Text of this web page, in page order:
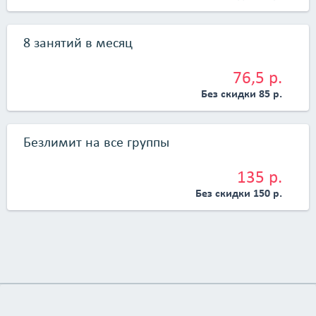
8 занятий в месяц
76,5 р.
Без скидки 85 р.
Безлимит на все группы
135 р.
Без скидки 150 р.